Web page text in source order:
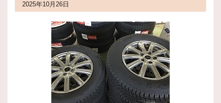
2025年10月26日